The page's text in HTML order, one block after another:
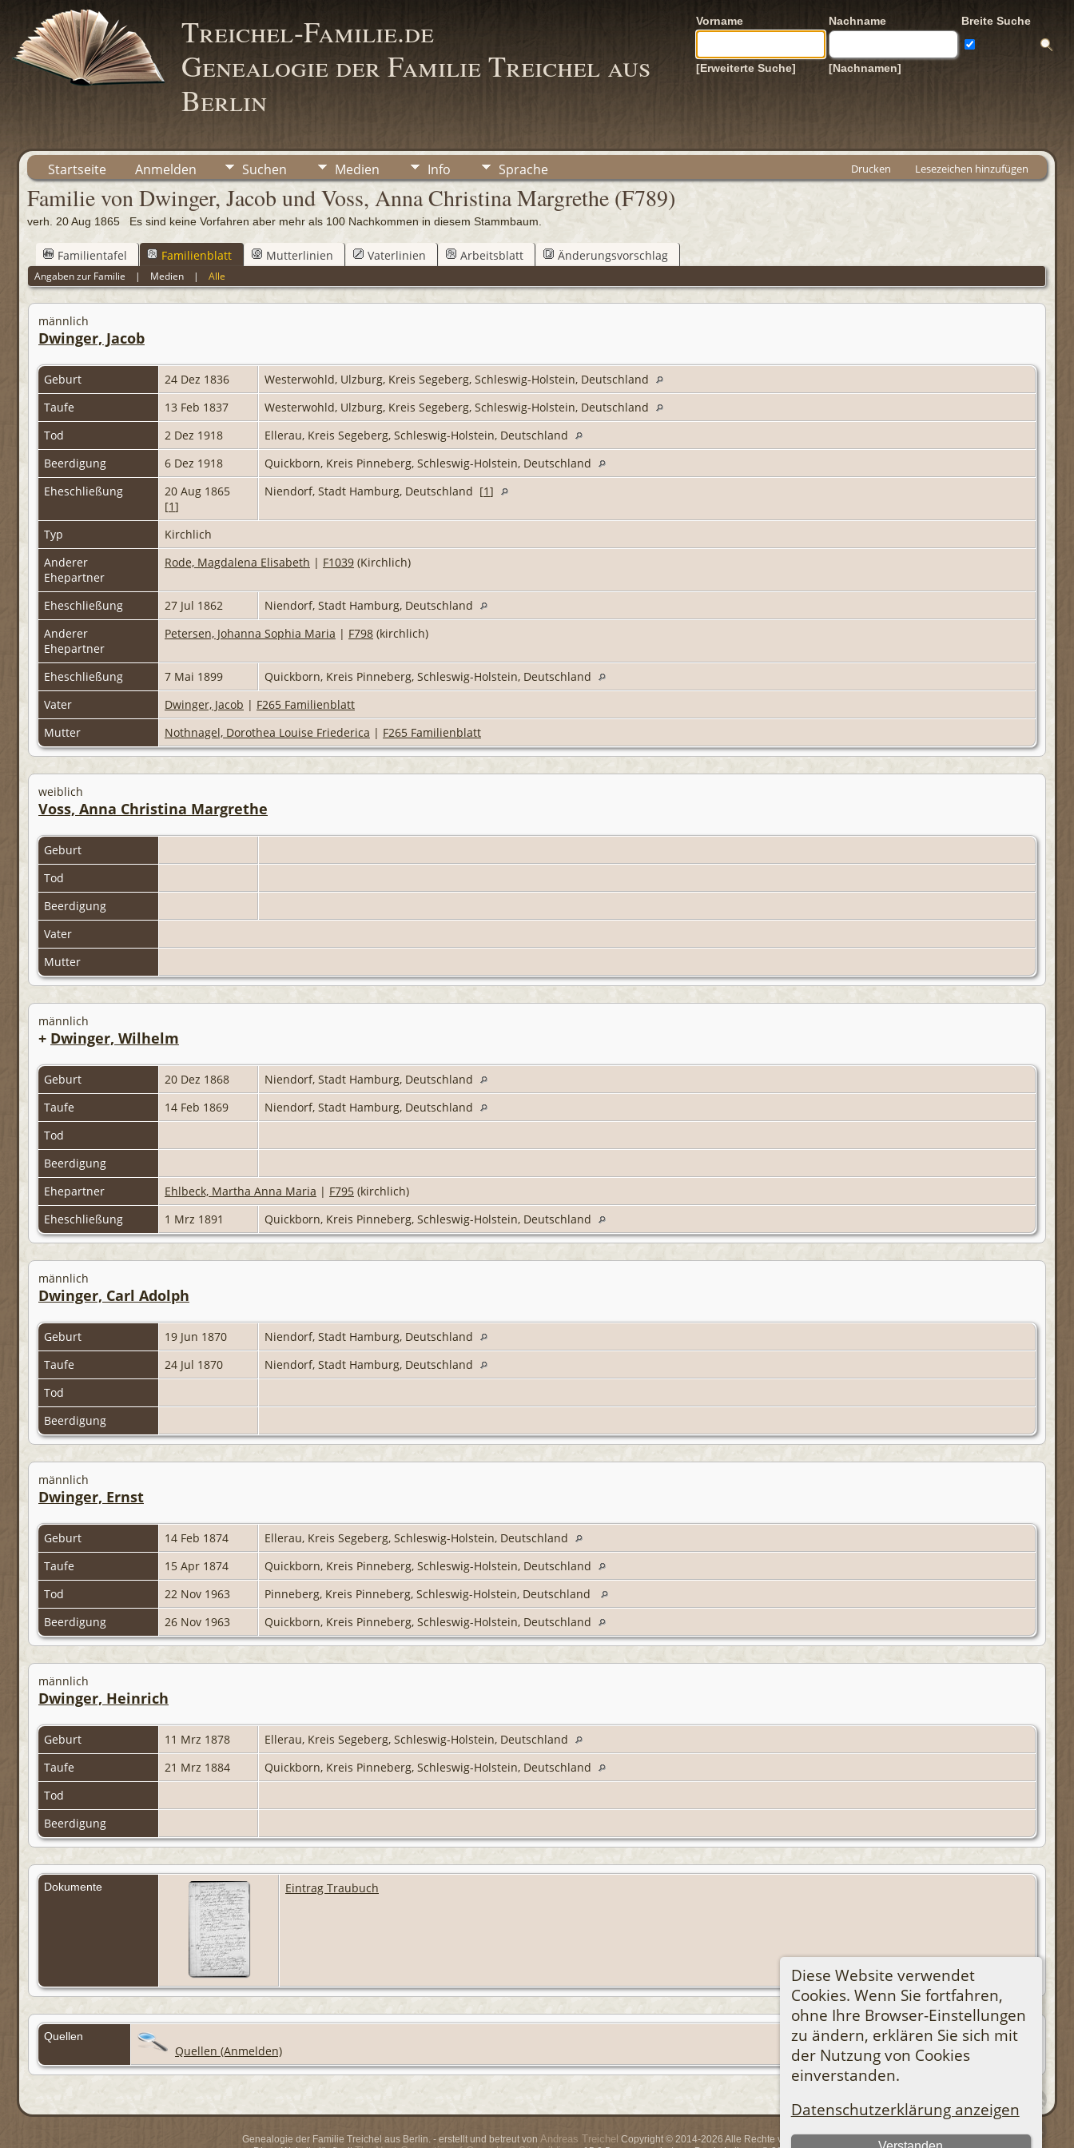
Treichel-Familie.de
Genealogie der Familie Treichel aus
Berlin
Vorname Nachname Breite Suche
[Erweiterte Suche] [Nachnamen]
Startseite Anmelden Suchen Medien Info Sprache Drucken Lesezeichen hinzufügen
Diese Website verwendet
Cookies. Wenn Sie fortfahren,
ohne Ihre Browser-Einstellungen
zu ändern, erklären Sie sich mit
der Nutzung von Cookies
einverstanden.
Datenschutzerklärung anzeigen
Familie von Dwinger, Jacob und Voss, Anna Christina Margrethe (F789)
verh. 20 Aug 1865 Es sind keine Vorfahren aber mehr als 100 Nachkommen in diesem Stammbaum.
Familientafel Familienblatt Mutterlinien Vaterlinien Arbeitsblatt Änderungsvorschlag
Angaben zur Familie | Medien |Alle
männlich
Dwinger, Jacob
Geburt 24 Dez 1836
Westerwohld, Ulzburg, Kreis Segeberg, Schleswig-Holstein, Deutschland
Taufe
13 Feb 1837
Westerwohld, Ulzburg, Kreis Segeberg, Schleswig-Holstein, Deutschland
Tod
2 Dez 1918
Ellerau, Kreis Segeberg, Schleswig-Holstein, Deutschland
Beerdigung
6 Dez 1918
Quickborn, Kreis Pinneberg, Schleswig-Holstein, Deutschland
Eheschließung
20 Aug 1865
[1]
Niendorf, Stadt Hamburg, Deutschland [1]
Typ
Kirchlich
Anderer
Ehepartner
Rode, Magdalena Elisabeth | F1039 (Kirchlich)
Eheschließung 27 Jul 1862
Niendorf, Stadt Hamburg, Deutschland
Anderer
Ehepartner
Petersen, Johanna Sophia Maria | F798 (kirchlich)
Eheschließung 7 Mai 1899
Quickborn, Kreis Pinneberg, Schleswig-Holstein, Deutschland
Vater
Dwinger, Jacob | F265 Familienblatt
Mutter
Nothnagel, Dorothea Louise Friederica | F265 Familienblatt
weiblich
Voss, Anna Christina Margrethe
Geburt
Tod
Beerdigung
Vater
Mutter
männlich
+ Dwinger, Wilhelm
Geburt 20 Dez 1868
Niendorf, Stadt Hamburg, Deutschland
Taufe
14 Feb 1869
Niendorf, Stadt Hamburg, Deutschland
Tod
Beerdigung
Ehepartner
Ehlbeck, Martha Anna Maria | F795 (kirchlich)
Eheschließung
1 Mrz 1891 Quickborn, Kreis Pinneberg, Schleswig-Holstein, Deutschland
männlich
Dwinger, Carl Adolph
Geburt 19 Jun 1870
Niendorf, Stadt Hamburg, Deutschland
Taufe
24 Jul 1870
Niendorf, Stadt Hamburg, Deutschland
Tod
Beerdigung
männlich
Dwinger, Ernst
Geburt 14 Feb 1874
Ellerau, Kreis Segeberg, Schleswig-Holstein, Deutschland
Taufe
15 Apr 1874
Quickborn, Kreis Pinneberg, Schleswig-Holstein, Deutschland
Tod
22 Nov 1963
Pinneberg, Kreis Pinneberg, Schleswig-Holstein, Deutschland
Beerdigung
26 Nov 1963 Quickborn, Kreis Pinneberg, Schleswig-Holstein, Deutschland
männlich
Dwinger, Heinrich
Geburt 11 Mrz 1878
Ellerau, Kreis Segeberg, Schleswig-Holstein, Deutschland
Taufe
21 Mrz 1884
Quickborn, Kreis Pinneberg, Schleswig-Holstein, Deutschland
Tod
Beerdigung
Dokumente Eintrag Traubuch
Quellen
Quellen (Anmelden)
Genealogie der Familie Treichel aus Berlin. - erstellt und betreut von Andreas Treichel Copyright © 2014-2026 Alle Rechte vorbehalten.